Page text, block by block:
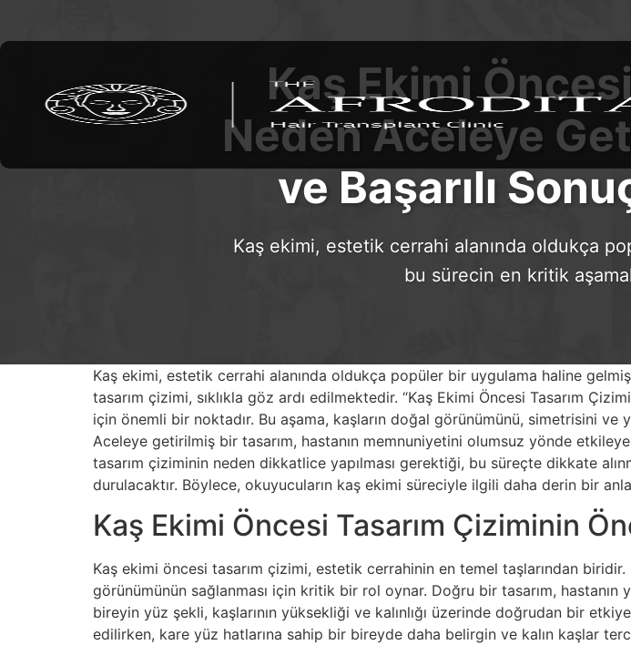
Kaş Ekimi
Neden Aceleye
ve Başarılı
Kaş ekimi, estetik cerrahi alanında oldukça
bu sürecin en kritik
Kaş ekimi, estetik cerrahi alanında oldukça popüler bir uygulama haline
tasarım çizimi, sıklıkla göz ardı edilmektedir. “Kaş Ekimi Öncesi Tasarım
için önemli bir noktadır. Bu aşama, kaşların doğal görünümünü, simetrisini ve
Aceleye getirilmiş bir tasarım, hastanın memnuniyetini olumsuz yönde
tasarım çiziminin neden dikkatlice yapılması gerektiği, bu süreçte dikkate
durulacaktır. Böylece, okuyucuların kaş ekimi süreciyle ilgili daha derin bir
Kaş Ekimi Öncesi Tasarım Çiziminin
Kaş ekimi öncesi tasarım çizimi, estetik cerrahinin en temel taşlarından
görünümünün sağlanması için kritik bir rol oynar. Doğru bir tasarım, hastanın
bireyin yüz şekli, kaşlarının yüksekliği ve kalınlığı üzerinde doğrudan bir
edilirken, kare yüz hatlarına sahip bir bireyde daha belirgin ve kalın kaşlar